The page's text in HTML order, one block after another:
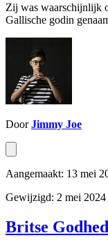
Zij was waarschijnlijk
Gallische godin
DoorJimmy Joe
Aangemaakt: 13 mei
Gewijzigd: 2 mei 2024
Britse